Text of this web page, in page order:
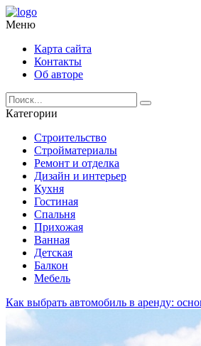
Меню
Карта сайта
Контакты
Об авторе
Категории
Строительство
Стройматериалы
Ремонт и отделка
Дизайн и интерьер
Кухня
Гостиная
Спальня
Прихожая
Ванная
Детская
Балкон
Мебель
Как выбрать автомобиль в аренду: